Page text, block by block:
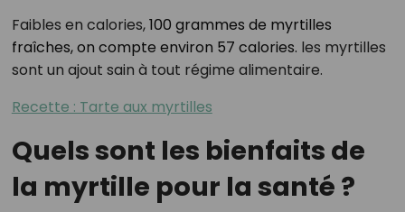
Faibles en calories,100 grammes de myrtilles
fraîches, on compte environ 57 calories. les myrtilles
sont un ajout sain à tout régime alimentaire.
Recette : Tarte aux myrtilles
Quels sont les bienfaits de
la myrtille pour la santé ?